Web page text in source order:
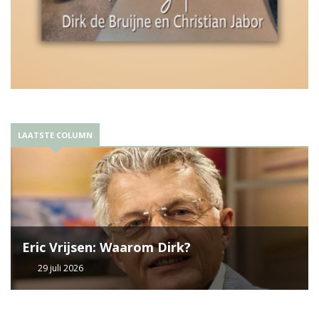
LAATSTE COLUMN
Eric Vrijsen: Waarom Dirk?
29 juli 2026